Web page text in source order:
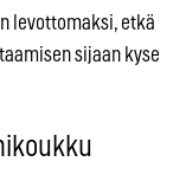
levottomaksi, etkä
sijaan kyse